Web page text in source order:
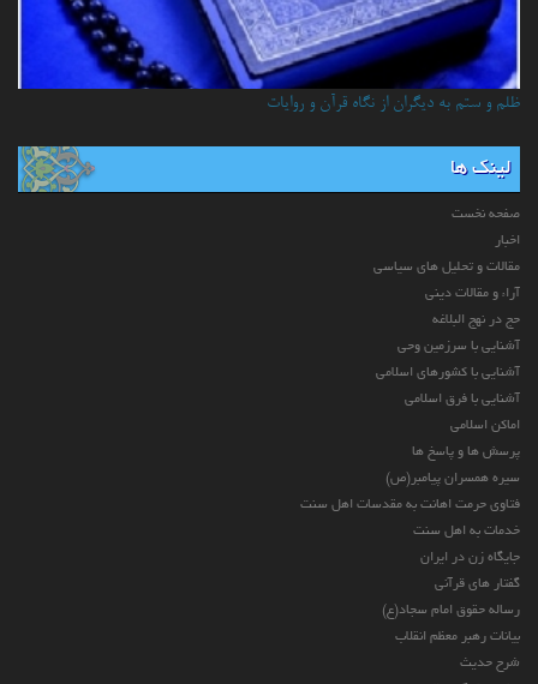
ظلم و ستم به دیگران از نگاه قرآن و روایات
لینک ها
صفحه نخست
اخبار
مقالات و تحلیل های سیاسی
آراء و مقالات دینی
حج در نهج البلاغه
آشنایی با سرزمین وحی
آشنایی با کشورهای اسلامی
آشنایی با فرق اسلامی
اماکن اسلامی
پرسش ها و پاسخ ها
سیره همسران پیامبر(ص)
فتاوی حرمت اهانت به مقدسات اهل سنت
خدمات به اهل سنت
جایگاه زن در ایران
گفتار های قرآنی
رساله حقوق امام سجاد(ع)
بیانات رهبر معظم انقلاب
شرح حدیث